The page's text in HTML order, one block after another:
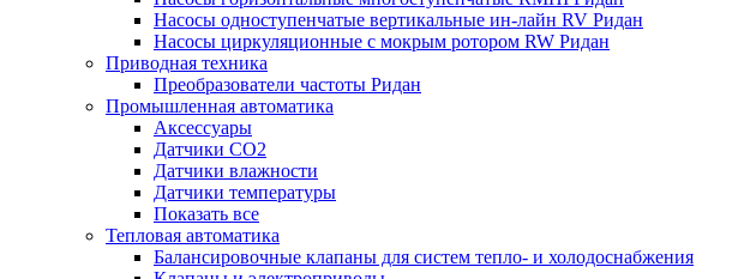
Насосы одноступенчатые вертикальные ин-лайн RV Ридан
Насосы циркуляционные с мокрым ротором RW Ридан
Приводная техника
Преобразователи частоты Ридан
Промышленная автоматика
Аксессуары
Датчики CO2
Датчики влажности
Датчики температуры
Показать все
Тепловая автоматика
Балансировочные клапаны для систем тепло- и холодоснабжения